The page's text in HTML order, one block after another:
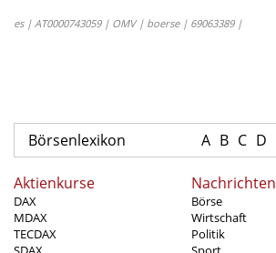
es | AT0000743059 | OMV | boerse | 69063389 |
Börsenlexikon A B C D
Aktienkurse
DAX
MDAX
TECDAX
Nachrichten
Börse
Wirtschaft
Politik